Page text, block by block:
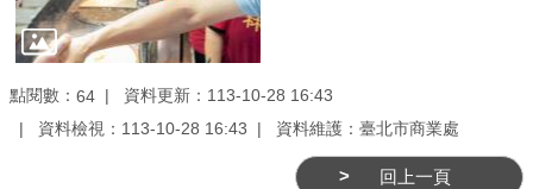
記
服
商
點閱數： 64
資料更新：113-10-28 16:43
資料檢視：113-10-28 16:43
資料維護：臺北市商業處
回上一頁